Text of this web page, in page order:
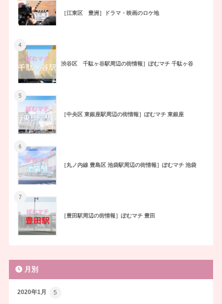
［江東区 豊洲］ドラマ・映画のロケ地
4
渋谷区 千駄ヶ谷駅周辺の街情報］ぽむマチ 千駄ヶ谷
5
［中央区 東銀座駅周辺の街情報］ぽむマチ 東銀座
6
［丸ノ内線 豊島区 池袋駅周辺の街情報］ぽむマチ 池袋
7
［豊田駅周辺の街情報］ぽむマチ 豊田
月別
2020年1月 5